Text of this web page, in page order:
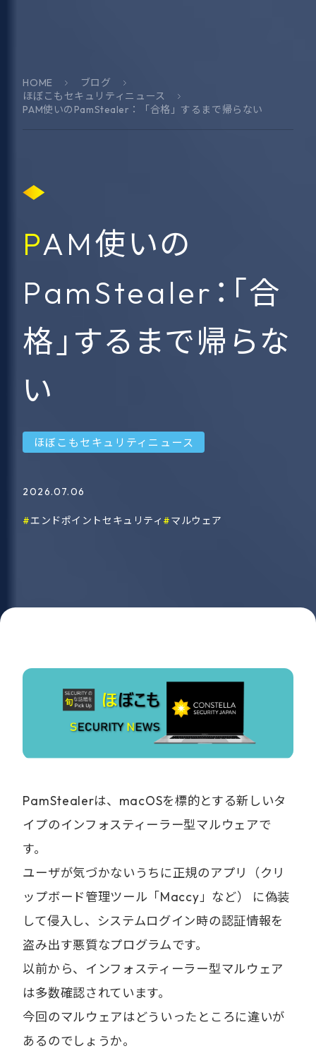
HOME
ブログ
ほぼこもセキュリティニュース
PAM使いのPamStealer：「合格」するまで帰らない
PAM使いの
PamStealer：「合
格」するまで帰らな
い
ほぼこもセキュリティニュース
2026.07.06
エンドポイントセキュリティ マルウェア
PamStealerは、macOSを標的とする新しいタ
イプのインフォスティーラー型マルウェアで
す。
ユーザが気づかないうちに正規のアプリ（クリ
ップボード管理ツール「Maccy」など） に偽装
して侵入し、システムログイン時の認証情報を
盗み出す悪質なプログラムです。
以前から、インフォスティーラー型マルウェア
は多数確認されています。
今回のマルウェアはどういったところに違いが
あるのでしょうか。